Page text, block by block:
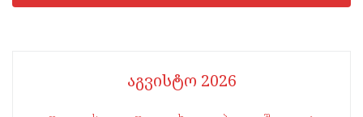
აგვისტო 2026